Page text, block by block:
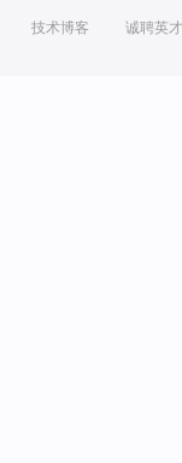
技术博客 诚聘英才